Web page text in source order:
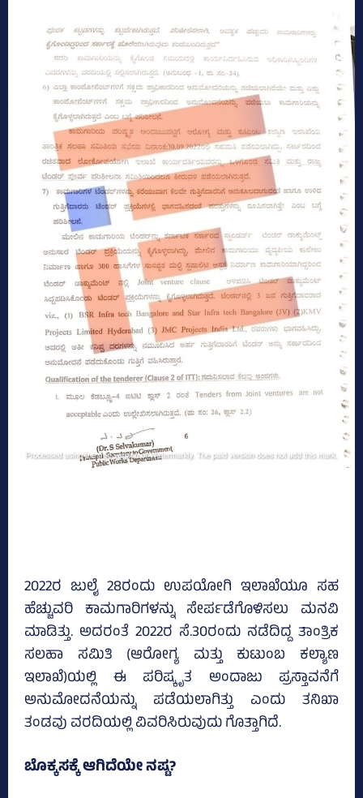
2022ರ ಜುಲೈ 28ರಂದು ಉಪಯೋಗಿ ಇಲಾಖೆಯೂ ಸಹ
ಹೆಚ್ಚುವರಿ ಕಾಮಗಾರಿಗಳನ್ನು ಸೇರ್ಪಡೆಗೊಳಿಸಲು ಮನವಿ
ಮಾಡಿತ್ತು. ಅದರಂತೆ 2022ರ ಸೆ.30ರಂದು ನಡೆದಿದ್ದ ತಾಂತ್ರಿಕ
ಸಲಹಾ ಸಮಿತಿ (ಆರೋಗ್ಯ ಮತ್ತು ಕುಟುಂಬ ಕಲ್ಯಾಣ
ಇಲಾಖೆ)ಯಲ್ಲಿ ಈ ಪರಿಷ್ಕೃತ ಅಂದಾಜು ಪ್ರಸ್ತಾವನೆಗೆ
ಅನುಮೋದನೆಯನ್ನು ಪಡೆಯಲಾಗಿತ್ತು ಎಂದು ತನಿಖಾ
ತಂಡವು ವರದಿಯಲ್ಲಿ ವಿವರಿಸಿರುವುದು ಗೊತ್ತಾಗಿದೆ.
ಬೊಕ್ಕಸಕ್ಕೆ ಆಗಿದೆಯೇ ನಷ್ಟ?